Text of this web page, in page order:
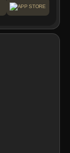
APP STORE